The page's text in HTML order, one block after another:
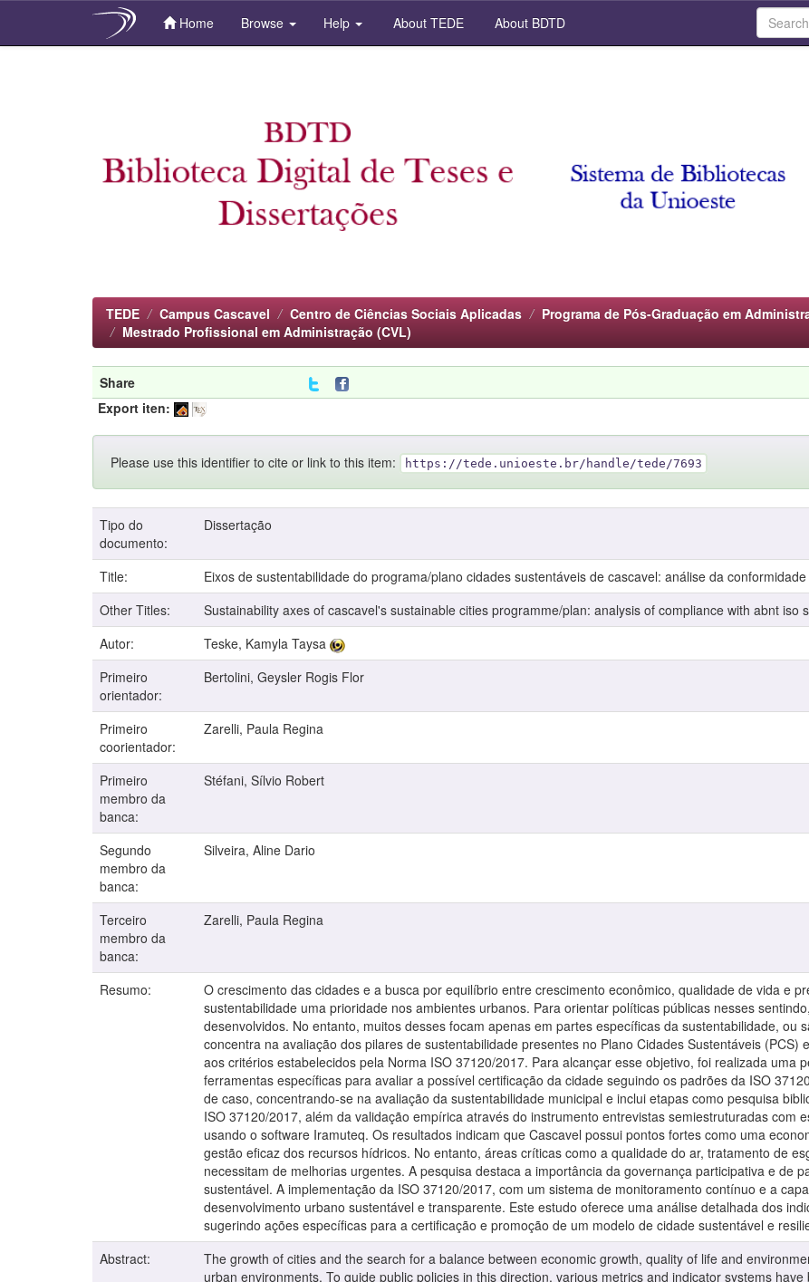
Home Browse Help About TEDE About BDTD
TEDE Campus Cascavel Centro de Ciências Sociais Aplicadas
Programa de Pós-Graduação em
Mestrado Profissional em Administração (CVL)
Share
Export iten:
Please use this identifier to cite or link to this item: https://tede.unioeste.br/handle/tede/7693
Tipo do
documento:
Dissertação
Title:
Eixos de sustentabilidade do programa/plano cidades sustentáveis de cascavel: análise da
Other Titles:
Sustainability axes of cascavel's sustainable cities programme/plan: analysis of compliance with abnt iso
Autor:
Teske, Kamyla Taysa
Primeiro
orientador:
Bertolini, Geysler Rogis Flor
Primeiro
coorientador:
Zarelli, Paula Regina
Primeiro
membro da
banca:
Stéfani, Sílvio Robert
Segundo
membro da
banca:
Silveira, Aline Dario
Terceiro
membro da
banca:
Zarelli, Paula Regina
Resumo:
O crescimento das cidades e a busca por equilíbrio entre crescimento econômico, qualidade de vida e
sustentabilidade uma prioridade nos ambientes urbanos. Para orientar políticas públicas nesses
desenvolvidos. No entanto, muitos desses focam apenas em partes específicas da sustentabilidade, ou
concentra na avaliação dos pilares de sustentabilidade presentes no Plano Cidades Sustentáveis
aos critérios estabelecidos pela Norma ISO 37120/2017. Para alcançar esse objetivo, foi realizada uma
ferramentas específicas para avaliar a possível certificação da cidade seguindo os padrões da ISO
de caso, concentrando-se na avaliação da sustentabilidade municipal e inclui etapas como pesquisa
ISO 37120/2017, além da validação empírica através do instrumento entrevistas semiestruturadas com
usando o software Iramuteq. Os resultados indicam que Cascavel possui pontos fortes como uma
gestão eficaz dos recursos hídricos. No entanto, áreas críticas como a qualidade do ar, tratamento de
necessitam de melhorias urgentes. A pesquisa destaca a importância da governança participativa e de
sustentável. A implementação da ISO 37120/2017, com um sistema de monitoramento contínuo e a
desenvolvimento urbano sustentável e transparente. Este estudo oferece uma análise detalhada dos
sugerindo ações específicas para a certificação e promoção de um modelo de cidade sustentável e
Abstract:
The growth of cities and the search for a balance between economic growth, quality of life and
urban environments. To guide public policies in this direction, various metrics and indicator systems